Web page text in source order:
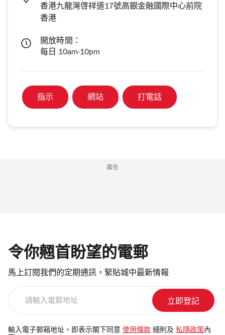
香港九龍灣啓祥道17號高銀金融國際中心前院
香港
開放時間：
每日 10am-10pm
指示 網站 打電話
廣告
令你翹首盼望的電郵
馬上訂閱我們的定期通訊，緊貼城中最新情報
電
輸入電子郵箱地址，即表示閣下同意 使用條款 細則及 私隱政策 內